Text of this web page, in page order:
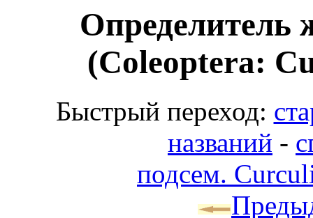
Определитель
(Coleoptera:
Быстрый переход:
названий -
подсем.